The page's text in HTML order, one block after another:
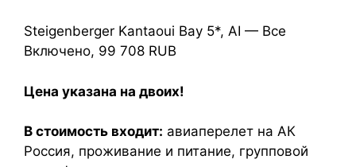
Steigenberger Kantaoui Bay 5*, AI — Все
Включено, 99 708 RUB
Цена указана на двоих!
В стоимость входит: авиаперелет на АК
Россия, проживание и питание, групповой